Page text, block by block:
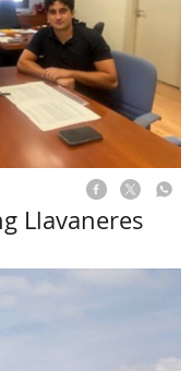
Llavaneres